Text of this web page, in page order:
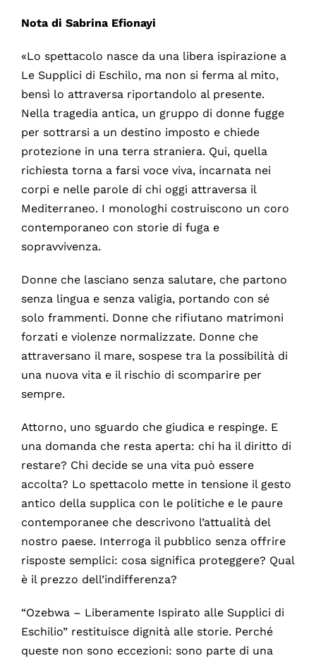
Nota di Sabrina Efionayi
«Lo spettacolo nasce da una libera ispirazione a
Le Supplici di Eschilo, ma non si ferma al mito,
bensì lo attraversa riportandolo al presente.
Nella tragedia antica, un gruppo di donne fugge
per sottrarsi a un destino imposto e chiede
protezione in una terra straniera. Qui, quella
richiesta torna a farsi voce viva, incarnata nei
corpi e nelle parole di chi oggi attraversa il
Mediterraneo. I monologhi costruiscono un coro
contemporaneo con storie di fuga e
sopravvivenza.
Donne che lasciano senza salutare, che partono
senza lingua e senza valigia, portando con sé
solo frammenti. Donne che rifiutano matrimoni
forzati e violenze normalizzate. Donne che
attraversano il mare, sospese tra la possibilità di
una nuova vita e il rischio di scomparire per
sempre.
Attorno, uno sguardo che giudica e respinge. E
una domanda che resta aperta: chi ha il diritto di
restare? Chi decide se una vita può essere
accolta? Lo spettacolo mette in tensione il gesto
antico della supplica con le politiche e le paure
contemporanee che descrivono l’attualità del
nostro paese. Interroga il pubblico senza offrire
risposte semplici: cosa significa proteggere? Qual
è il prezzo dell’indifferenza?
“Ozebwa – Liberamente Ispirato alle Supplici di
Eschilio” restituisce dignità alle storie. Perché
queste non sono eccezioni: sono parte di una